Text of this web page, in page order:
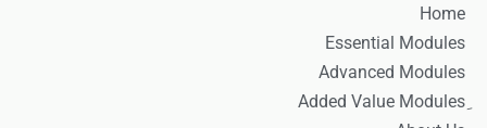
Home
Essential Modules
Advanced Modules